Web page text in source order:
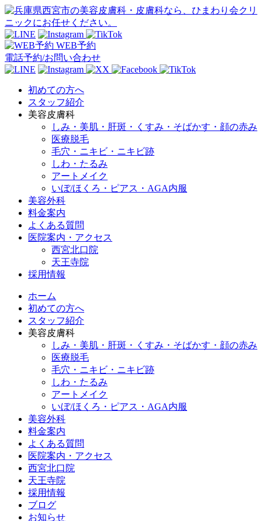
WEB予約
電話予約/お問い合わせ
初めての方へ
スタッフ紹介
美容皮膚科
しみ・美肌・肝斑・くすみ・そばかす・顔の赤み
医療脱毛
毛穴・ニキビ・ニキビ跡
しわ・たるみ
アートメイク
いぼ/ほくろ・ピアス・AGA内服
美容外科
料金案内
よくある質問
医院案内・アクセス
西宮北口院
天王寺院
採用情報
ホーム
初めての方へ
スタッフ紹介
美容皮膚科
しみ・美肌・肝斑・くすみ・そばかす・顔の赤み
医療脱毛
毛穴・ニキビ・ニキビ跡
しわ・たるみ
アートメイク
いぼ/ほくろ・ピアス・AGA内服
美容外科
料金案内
よくある質問
医院案内・アクセス
西宮北口院
天王寺院
採用情報
ブログ
お知らせ